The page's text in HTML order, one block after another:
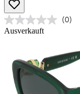
(0)
Ausverkauft